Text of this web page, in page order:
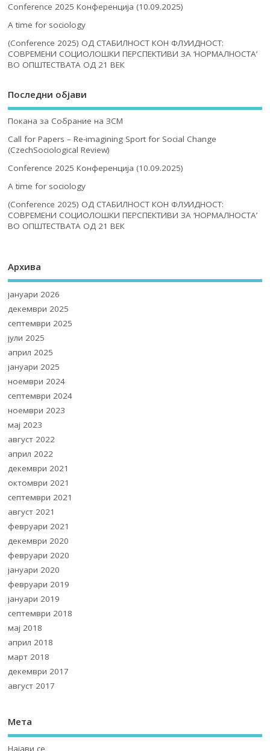
Conference 2025 Конференција (10.09.2025)
A time for sociology
(Conference 2025) ОД СТАБИЛНОСТ КОН ФЛУИДНОСТ:
СОВРЕМЕНИ СОЦИОЛОШКИ ПЕРСПЕКТИВИ ЗА ‘НОРМАЛНОСТА’
ВО ОПШТЕСТВАТА ОД 21 ВЕК
Последни објави
Покана за Собрание на ЗСМ
Call for Papers – Re-imagining Sport for Social Change
(CzechSociological Review)
Conference 2025 Конференција (10.09.2025)
A time for sociology
(Conference 2025) ОД СТАБИЛНОСТ КОН ФЛУИДНОСТ:
СОВРЕМЕНИ СОЦИОЛОШКИ ПЕРСПЕКТИВИ ЗА ‘НОРМАЛНОСТА’
ВО ОПШТЕСТВАТА ОД 21 ВЕК
Архива
јануари 2026
декември 2025
септември 2025
јули 2025
април 2025
јануари 2025
ноември 2024
септември 2024
ноември 2023
мај 2023
август 2022
април 2022
декември 2021
октомври 2021
септември 2021
август 2021
февруари 2021
декември 2020
февруари 2020
јануари 2020
февруари 2019
јануари 2019
септември 2018
мај 2018
април 2018
март 2018
декември 2017
август 2017
Мета
Најави се